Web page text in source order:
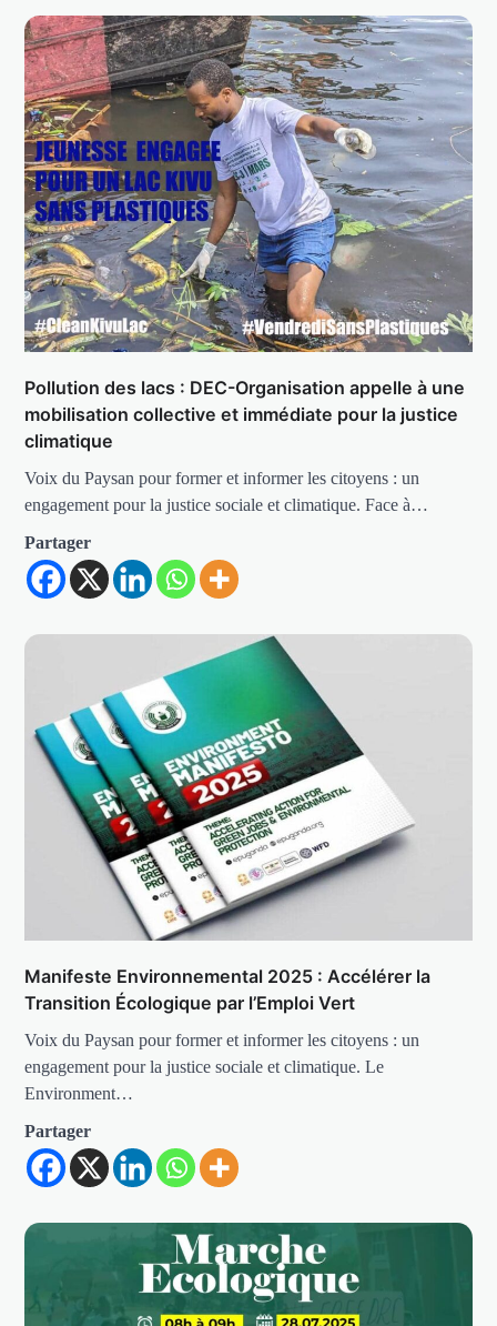
Pollution des lacs : DEC-Organisation appelle à une
mobilisation collective et immédiate pour la justice
climatique
Voix du Paysan pour former et informer les citoyens : un
engagement pour la justice sociale et climatique. Face à…
Partager
Manifeste Environnemental 2025 : Accélérer la
Transition Écologique par l’Emploi Vert
Voix du Paysan pour former et informer les citoyens : un
engagement pour la justice sociale et climatique. Le
Environment…
Partager